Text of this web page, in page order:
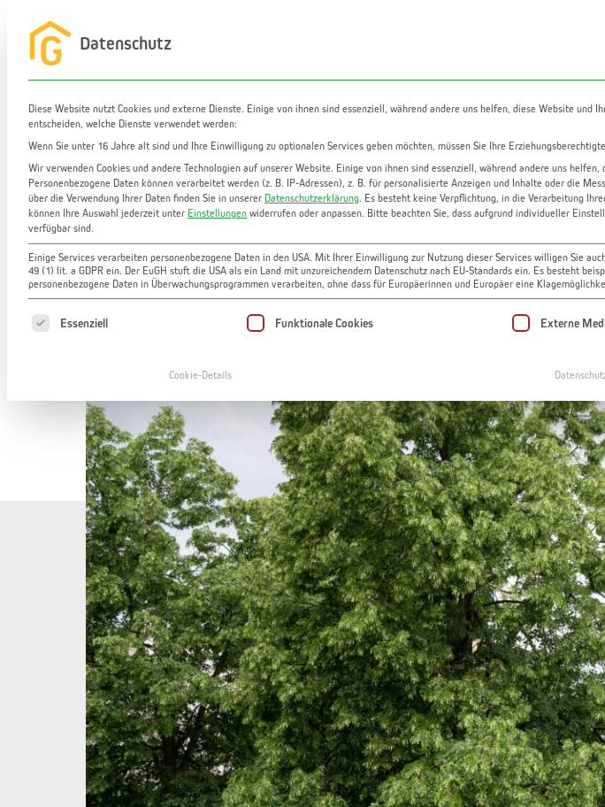
Inhalt
springen
Startseite
Ruhig gelegene 3-Zimmer-Wohnung in Graz Geidorf | 85 m² | 2
Datenschutz
Diese Website nutzt Cookies und externe Dienste. Einige von ihnen sind essenziell, während andere uns helfen, diese Website und
entscheiden, welche Dienste verwendet werden:
Wenn Sie unter 16 Jahre alt sind und Ihre Einwilligung zu optionalen Services geben möchten, müssen Sie Ihre
Wir verwenden Cookies und andere Technologien auf unserer Website. Einige von ihnen sind essenziell, während andere uns
Personenbezogene Daten können verarbeitet werden (z. B. IP-Adressen), z. B. für personalisierte Anzeigen und Inhalte oder die
über die Verwendung Ihrer Daten finden Sie in unserer Datenschutzerklärung. Es besteht keine Verpflichtung, in die Verarbeitung
können Ihre Auswahl jederzeit unter Einstellungen widerrufen oder anpassen. Bitte beachten Sie, dass aufgrund individueller
verfügbar sind.
Einige Services verarbeiten personenbezogene Daten in den USA. Mit Ihrer Einwilligung zur Nutzung dieser Services willigen Sie
49 (1) lit. a GDPR ein. Der EuGH stuft die USA als ein Land mit unzureichendem Datenschutz nach EU-Standards ein. Es besteht
personenbezogene Daten in Überwachungsprogrammen verarbeiten, ohne dass für Europäerinnen und Europäer eine
Es folgt eine Liste der Service-Gruppen, für die eine Einwilligung erteilt
Essenziell Funktionale Cookies Externe
Cookie-Details